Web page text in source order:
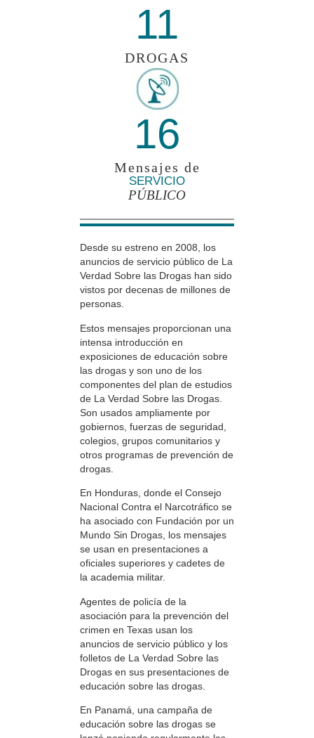
11
DROGAS
16
Mensajes de
SERVICIO
PÚBLICO
Desde su estreno en 2008, los
anuncios de servicio público de La
Verdad Sobre las Drogas han sido
vistos por decenas de millones de
personas.
Estos mensajes proporcionan una
intensa introducción en
exposiciones de educación sobre
las drogas y son uno de los
componentes del plan de estudios
de La Verdad Sobre las Drogas.
Son usados ampliamente por
gobiernos, fuerzas de seguridad,
colegios, grupos comunitarios y
otros programas de prevención de
drogas.
En Honduras, donde el Consejo
Nacional Contra el Narcotráfico se
ha asociado con Fundación por un
Mundo Sin Drogas, los mensajes
se usan en presentaciones a
oficiales superiores y cadetes de
la academia militar.
Agentes de policía de la
asociación para la prevención del
crimen en Texas usan los
anuncios de servicio público y los
folletos de La Verdad Sobre las
Drogas en sus presentaciones de
educación sobre las drogas.
En Panamá, una campaña de
educación sobre las drogas se